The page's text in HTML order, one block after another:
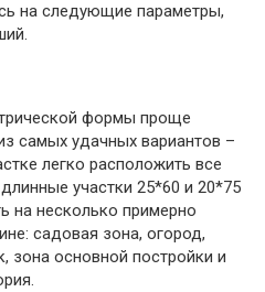
на следующие параметры,
формы проще
самых удачных вариантов –
легко расположить все
участки 25*60 и 20*75
на несколько примерно
садовая зона, огород,
зона основной постройки и